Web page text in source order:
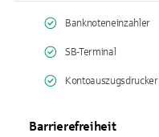
Banknoteneinzahler
SB-Terminal
Kontoauszugsdrucker
Barrierefreiheit